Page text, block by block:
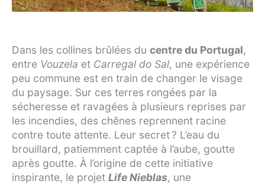
Dans les collines brûlées du centre du Portugal,
entre Vouzela et Carregal do Sal, une expérience
peu commune est en train de changer le visage
du paysage. Sur ces terres rongées par la
sécheresse et ravagées à plusieurs reprises par
les incendies, des chênes reprennent racine
contre toute attente. Leur secret ? L’eau du
brouillard, patiemment captée à l’aube, goutte
après goutte. À l’origine de cette initiative
inspirante, le projet Life Nieblas, une